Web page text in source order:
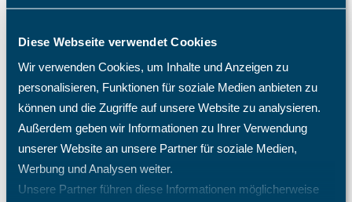
Diese Webseite verwendet Cookies
Wir verwenden Cookies, um Inhalte und Anzeigen zu
personalisieren, Funktionen für soziale Medien anbieten zu
können und die Zugriffe auf unsere Website zu analysieren.
Außerdem geben wir Informationen zu Ihrer Verwendung
unserer Website an unsere Partner für soziale Medien,
Werbung und Analysen weiter.
Unsere Partner führen diese Informationen möglicherweise
Welche Import- und Exportmöglichkeiten gibt es in
Welche Zugriffsrechte kann ich im TimO definieren?
Wie ändere ich die Rolle eines Mitarbeiters?
Wie ändere ich die Sprache im TimO?